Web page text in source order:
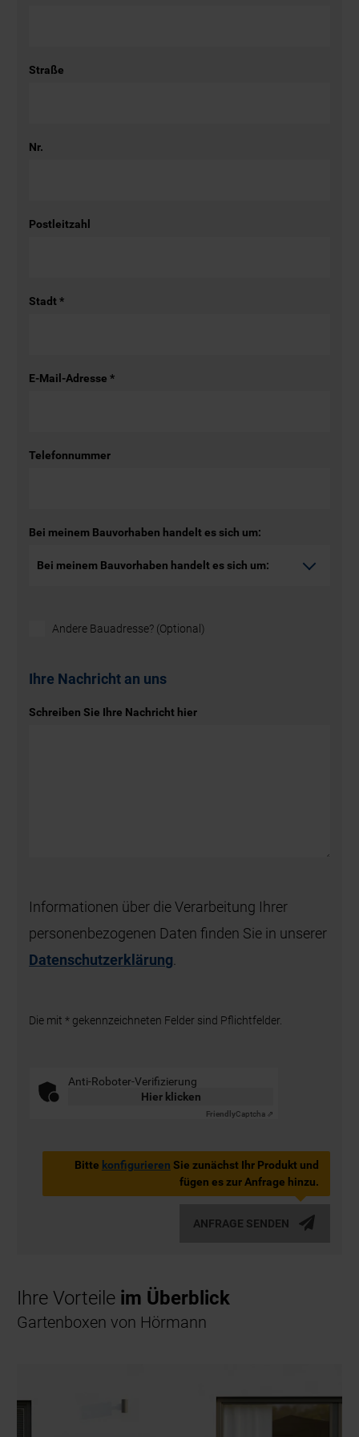
Straße
Nr.
Postleitzahl
Stadt*
E-Mail-Adresse*
Telefonnummer
Bei meinem Bauvorhaben handelt es sich um:
Andere Bauadresse? (Optional)
Ihre Nachricht an uns
Schreiben Sie Ihre Nachricht hier
Informationen über die Verarbeitung Ihrer
personenbezogenen Daten finden Sie in unserer
Datenschutzerklärung
Die mit * gekennzeichneten Felder sind Pflichtfelder.
Anti-Roboter-Verifizierung
Hier klicken
FriendlyCaptcha ⇗
Bitte konfigurieren Sie zunächst Ihr Produkt und
fügen es zur Anfrage hinzu.
ANFRAGE SENDEN
Ihre Vorteile im Überblick
Gartenboxen von Hörmann